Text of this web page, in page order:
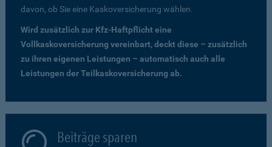
davon, ob Sie eine Kaskoversicherung wählen.
Wird zusätzlich zur Kfz-Haftpflicht eine
Vollkaskoversicherung vereinbart, deckt diese – zusätzlich
zu ihren eigenen Leistungen – automatisch auch alle
Leistungen der Teilkaskoversicherung ab.
Beiträge sparen